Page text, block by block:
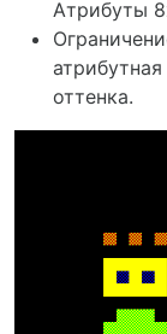
Атрибуты
оттенка.